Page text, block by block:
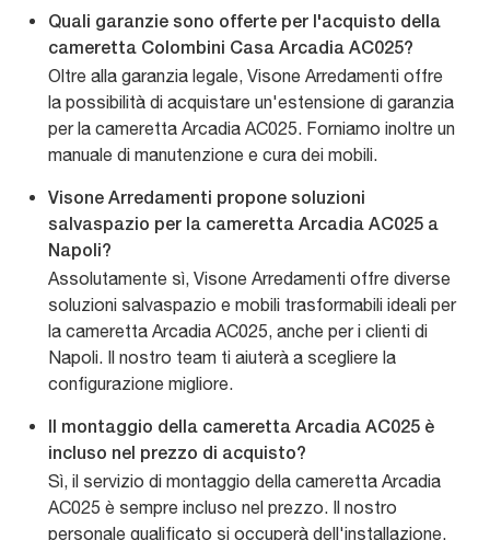
Quali garanzie sono offerte per l'acquisto della
cameretta Colombini Casa Arcadia AC025?
Oltre alla garanzia legale, Visone Arredamenti offre
la possibilità di acquistare un'estensione di garanzia
per la cameretta Arcadia AC025. Forniamo inoltre un
manuale di manutenzione e cura dei mobili.
Visone Arredamenti propone soluzioni
salvaspazio per la cameretta Arcadia AC025 a
Napoli?
Assolutamente sì, Visone Arredamenti offre diverse
soluzioni salvaspazio e mobili trasformabili ideali per
la cameretta Arcadia AC025, anche per i clienti di
Napoli. Il nostro team ti aiuterà a scegliere la
configurazione migliore.
Il montaggio della cameretta Arcadia AC025 è
incluso nel prezzo di acquisto?
Sì, il servizio di montaggio della cameretta Arcadia
AC025 è sempre incluso nel prezzo. Il nostro
personale qualificato si occuperà dell'installazione,